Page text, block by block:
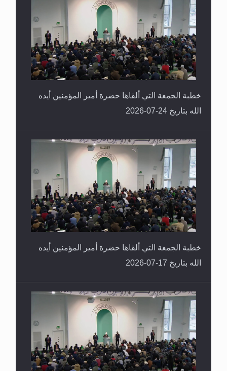
خطبة الجمعة التي ألقاها حضرة أمير المؤمنين أيده
الله بتاريخ 24-07-2026
خطبة الجمعة التي ألقاها حضرة أمير المؤمنين أيده
الله بتاريخ 17-07-2026